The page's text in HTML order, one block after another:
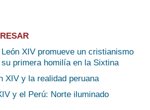
León XIV promueve un cristianismo
primera homilía en la Sixtina
XIV y la realidad peruana
y el Perú: Norte iluminado